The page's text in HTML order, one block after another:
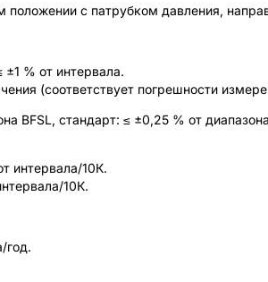
с патрубком давления,
% от интервала.
(соответствует погрешности
BFSL, стандарт: ≤ ±0,25 % от
интервала/10К.
10К.
год.